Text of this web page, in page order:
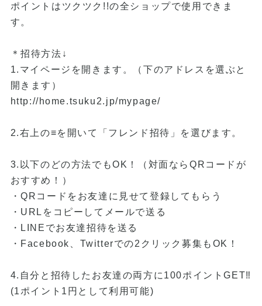
ポイントはツクツク!!の全ショップで使用できま
す。
＊招待方法↓
1.マイページを開きます。（下のアドレスを選ぶと
開きます）
http://home.tsuku2.jp/mypage/
2.右上の≡を開いて「フレンド招待」を選びます。
3.以下のどの方法でもOK！（対面ならQRコードが
おすすめ！）
・QRコードをお友達に見せて登録してもらう
・URLをコピーしてメールで送る
・LINEでお友達招待を送る
・Facebook、Twitterでの2クリック募集もOK！
4.自分と招待したお友達の両方に100ポイントGET‼︎
(1ポイント1円として利用可能)